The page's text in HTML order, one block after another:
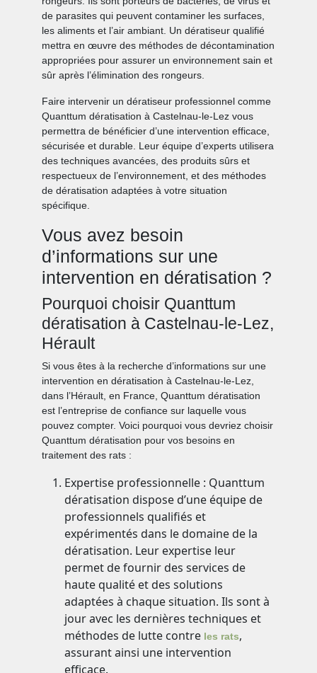
de parasites qui peuvent contaminer les surfaces,
les aliments et l’air ambiant. Un dératiseur qualifié
mettra en œuvre des méthodes de décontamination
appropriées pour assurer un environnement sain et
sûr après l’élimination des rongeurs.
Faire intervenir un dératiseur professionnel comme
Quanttum dératisation à Castelnau-le-Lez vous
permettra de bénéficier d’une intervention efficace,
sécurisée et durable. Leur équipe d’experts utilisera
des techniques avancées, des produits sûrs et
respectueux de l’environnement, et des méthodes
de dératisation adaptées à votre situation
spécifique.
Vous avez besoin
d’informations sur une
intervention en dératisation ?
Pourquoi choisir Quanttum
dératisation à Castelnau-le-Lez,
Hérault
Si vous êtes à la recherche d’informations sur une
intervention en dératisation à Castelnau-le-Lez,
dans l’Hérault, en France, Quanttum dératisation
est l’entreprise de confiance sur laquelle vous
pouvez compter. Voici pourquoi vous devriez choisir
Quanttum dératisation pour vos besoins en
traitement des rats :
Expertise professionnelle : Quanttum
dératisation dispose d’une équipe de
professionnels qualifiés et
expérimentés dans le domaine de la
dératisation. Leur expertise leur
permet de fournir des services de
haute qualité et des solutions
adaptées à chaque situation. Ils sont à
jour avec les dernières techniques et
méthodes de lutte contre les rats,
assurant ainsi une intervention
efficace.